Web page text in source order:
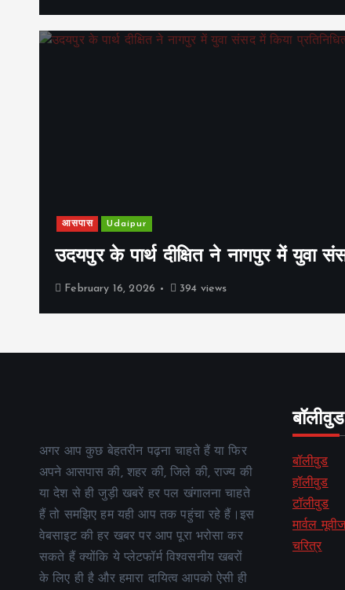
आसपास Udaipur
उदयपुर के पार्थ दीक्षित ने नागपुर में युवा
February 16, 2026 394 views
अगर आप कुछ बेहतरीन पढ़ना चाहते हैं या फिर
अपने आसपास की, शहर की, जिले की, राज्य की
या देश से ही जुड़ी खबरें हर पल खंगालना चाहते
हैं तो समझिए हम यही आप तक पहुंचा रहे हैं।इस
वेबसाइट की हर खबर पर आप पूरा भरोसा कर
सकते हैं क्योंकि ये प्लेटफॉर्म विश्वसनीय खबरों
के लिए ही है और हमारा दायित्व आपको ऐसी ही
बॉलीवुड
बॉलीवुड
हॉलीवुड
टॉलीवुड
मार्वल
चरित्र